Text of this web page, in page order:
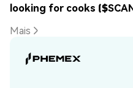
looking for cooks
Mais